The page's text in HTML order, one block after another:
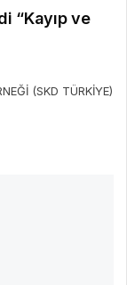
“Kayıp ve
(SKD TÜRKİYE)